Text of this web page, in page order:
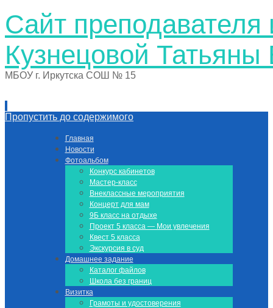
Сайт
Кузнецовой
МБОУ г. Иркутска СОШ № 15
Пропустить до содержимого
Главная
Новости
Фотоальбом
Конкурс кабинетов
Мастер-класс
Внеклассные мероприятия
Концерт для мам
9Б класс на отдыхе
Проект 5 класса — Мои увлечения
Квест 5 класса
Экскурсия в суд
Домашнее задание
Каталог файлов
Школа без границ
Визитка
Грамоты и удостоверения